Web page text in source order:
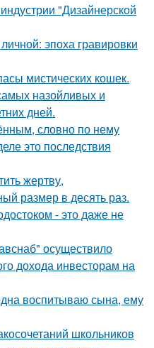
"Дизайнерской
эпоха гравировки
мистических кошек.
назойливых и
дней.
словно по нему
это последствия
жертву,
размер в десять раз.
- это даже не
осуществило
дохода инвесторам на
воспитываю сына, ему
школьников